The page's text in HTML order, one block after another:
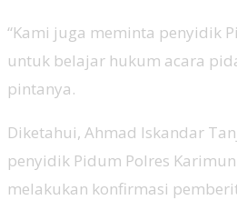
“Kami juga meminta penyidik
untuk belajar hukum acara
pintanya.
Diketahui, Ahmad Iskandar
penyidik Pidum Polres
melakukan konfirmasi